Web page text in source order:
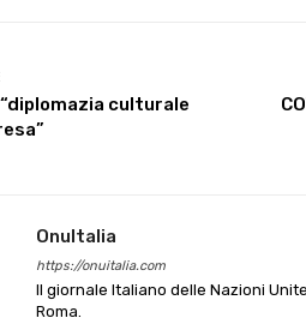
“diplomazia culturale
OnuItalia
https://onuitalia.com
Il giornale Italiano delle Nazioni
Roma.